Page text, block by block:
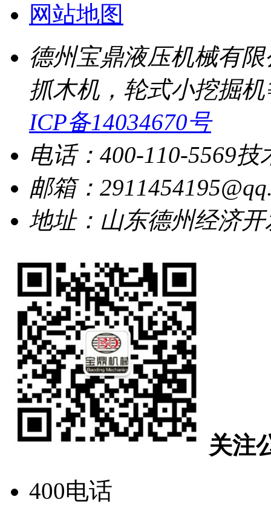
网站地图
德州宝鼎液压机械有
抓木机，轮式小挖掘
ICP备14034670号
电话：400-110-5569技
邮箱：
地址：山东德州经济
关注
400电话